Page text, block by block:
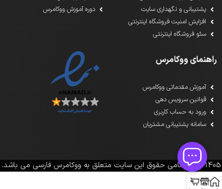
پشتیبانی و نگهداری سایت
افزایش امنیت فروشگاه اینترنتی
سئو فروشگاه اینترنتی
دوره آموزش ووکامرس
راهنمای ووکامرس
آموزش مقدماتی ووکامرس
قوانین سرویس دهی
ورود به حساب کاربری
سامانه پشتیبانی مشتریان
1391-1405تمامی حقوق این سایت متعلق به ووکامرس فارسی می باشد.